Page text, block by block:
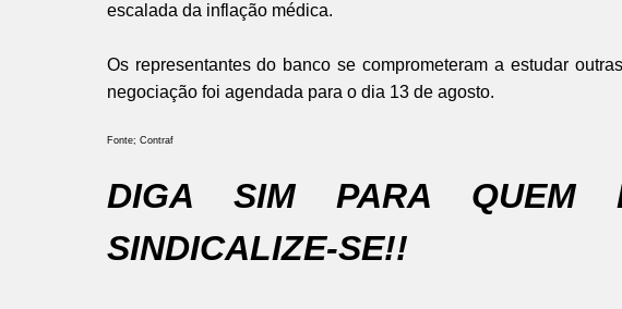
escalada da inflação médica.
Os representantes do banco se comprometeram a estudar
negociação foi agendada para o dia 13 de agosto.
Fonte; Contraf
DIGA SIM PARA QUEM
SINDICALIZE-SE!!